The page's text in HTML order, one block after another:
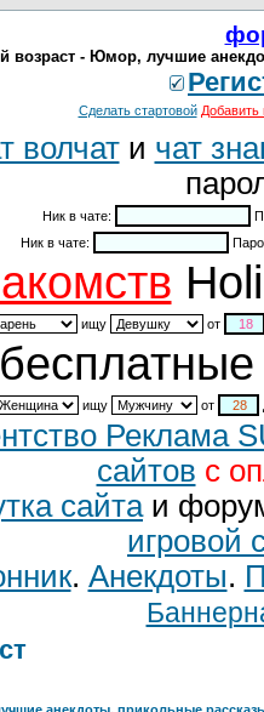
возраст - Юмор, лучшие
Сделать стартовой Добавить
волчати чат
Ник в чате:
Ник в чате:
ищу от
ищу от
Реклама
сайтов с
сайтаи
игровой
. Анекдоты.